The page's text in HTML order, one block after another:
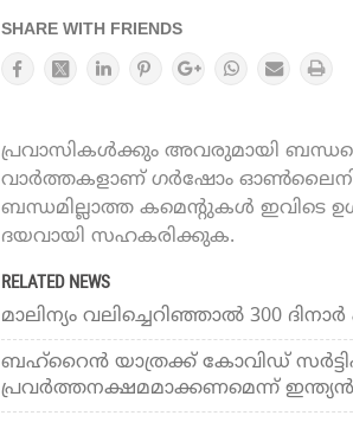
SHARE WITH FRIENDS
പ്രവാസികൾക്കും അവരുമായി
വാർത്തകളാണ് ഗർഷോം
ബന്ധമില്ലാത്ത കമെന്റുകൾ ഇവിടെ
ദയവായി സഹകരിക്കുക.
RELATED NEWS
മാലിന്യം വലിച്ചെറിഞ്ഞാല്‍ 300 ദിനാര്‍
ബഹ്‌റൈന്‍ യാത്രക്ക് കോവിഡ്
പ്രവര്‍ത്തനക്ഷമമാക്കണമെന്ന്